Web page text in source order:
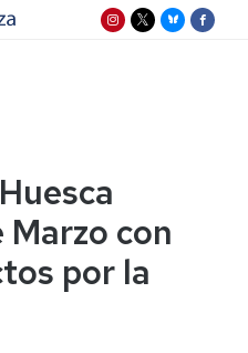
Marzo con
por la